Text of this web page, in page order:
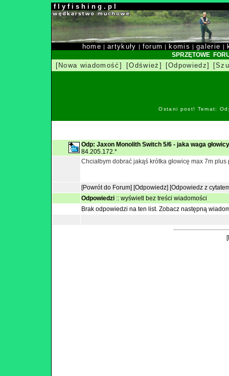
f l y f i s h i n g . p l
home |artykuły | forum | komis |galerie |
SPRZĘTOWE
[Nowa wiadomość] [Odśwież] [Odpowiedz]
Ostani post! Temat:
Odp: Jaxon Monolith Switch 5/6 - jaka waga
84.205.172.*
Chciałbym dobrać jakąś krótka głowicę max 7m
[Powrót do Forum] [Odpowiedz] [Odpowiedz z
Odpowiedzi :: wyświetl bez treści wiadomości
Brak odpowiedzi na ten list. Zobacz następną